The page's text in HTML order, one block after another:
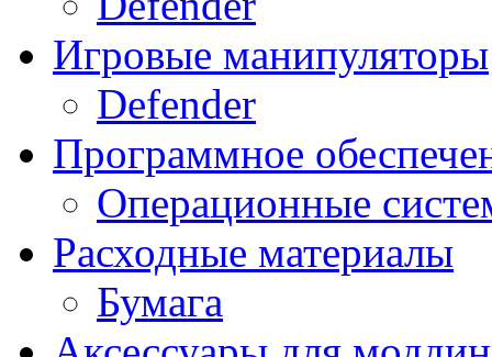
Игровые манипуляторы
Defender
Программное
Операционные
Расходные материалы
Бумага